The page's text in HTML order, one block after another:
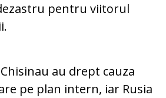
pentru viitorul
au drept cauza
pe plan intern, iar Rusia